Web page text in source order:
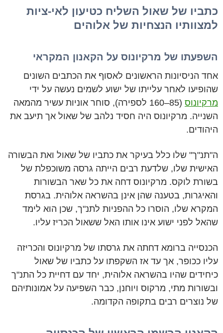
כתביו של שאול השליח כטיעון לאי-ציות
למצוותיו הנצחיות של אלוהים
השפעתו של מרקיונוס על הקאנון המקראי
אחד הניסיונות הראשונים לאסוף את הכתבים השונים
שהופיעו לאחר עלייתו של ישוע לשמים נעשה על ידי
מרקיונוס
(85–160 לספירה), סוחר אוניות עשיר מהמאה
השנייה. מרקיונוס היה חסיד נלהב של שאול אך תיעב את
היהודים.
ה"תנ"ך" שלו כלל בעיקר את כתביו של שאול ואת הבשורה
האישית שלו, שלדעת רבים הייתה גרסה משוכפלת של
בשורת לוקס. מרקיונוס דחה את כל שאר הבשורות
והאיגרות, בטענה שהן אינן בהשראה אלוהית. בגרסת
המקרא שלו, הוסרו כל ההפניות לתנ"ך, שכן הוא לימד
שהאל לפני ישוע אינו אותו האל ששאול הכריז עליו.
הכנסייה ברומא דחתה את גרסתו של מרקיונוס והכריזה
עליו ככופר, אך עד אז השקפתו על כתביו של שאול
כיחידים שהיו בהשראה אלוהית, יחד עם דחיית כל התנ"ך
ובשורות מתי, מרקוס ויוחנן, כבר השפיעה על אמונותיהם
של נוצרים רבים בתקופה הקדומה.